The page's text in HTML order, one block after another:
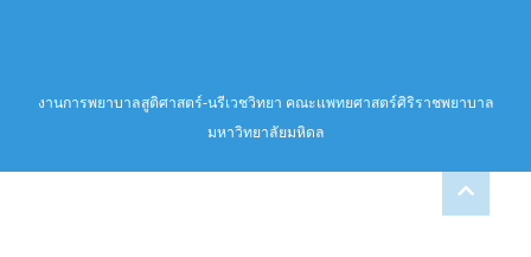
งานการพยาบาลสูติศาสตร์-นรีเวชวิทยา คณะแพทยศาสตร์ศิริราชพยาบาล
มหาวิทยาลัยมหิดล